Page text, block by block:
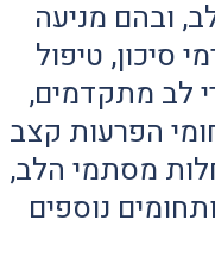
ובהם מניעה
סיכון, טיפול
לב מתקדמים,
הפרעות קצב
מסתמי הלב,
נוספים